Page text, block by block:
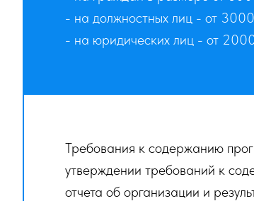
- на должностных лиц - от
- на юридических лиц - от
Требования к содержанию
утверждении требований к
отчета об организации и